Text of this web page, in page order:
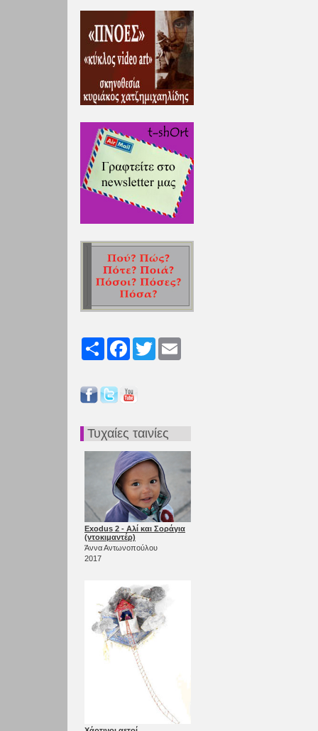
Share FacebookTwitter
Τυχαίες ταινίες
Exodus 2 - Αλί και Σοράγια
(ντοκιμαντέρ)
Άννα Αντωνοπούλου
2017